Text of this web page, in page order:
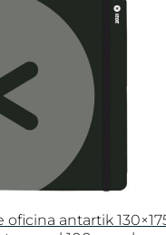
antartik